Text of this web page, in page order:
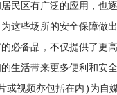
区有广泛的应用，也逐
这些场所的安全保障做出
备品，不仅提供了更高
生活带来更多便利和安
频亦包括在内)为自媒